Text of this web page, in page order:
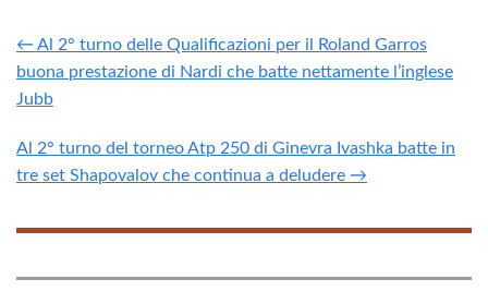
← Al 2° turno delle Qualificazioni per il Roland Garros
buona prestazione di Nardi che batte nettamente l’inglese
Jubb
Al 2° turno del torneo Atp 250 di Ginevra Ivashka batte in
tre set Shapovalov che continua a deludere →